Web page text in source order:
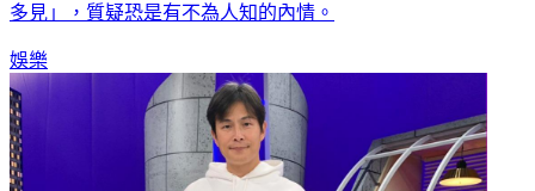
多見」，質疑恐是有不為人知的內情。
娛樂